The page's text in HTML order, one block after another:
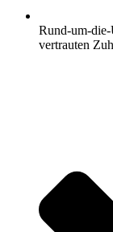
Rund-um-
vertrauten